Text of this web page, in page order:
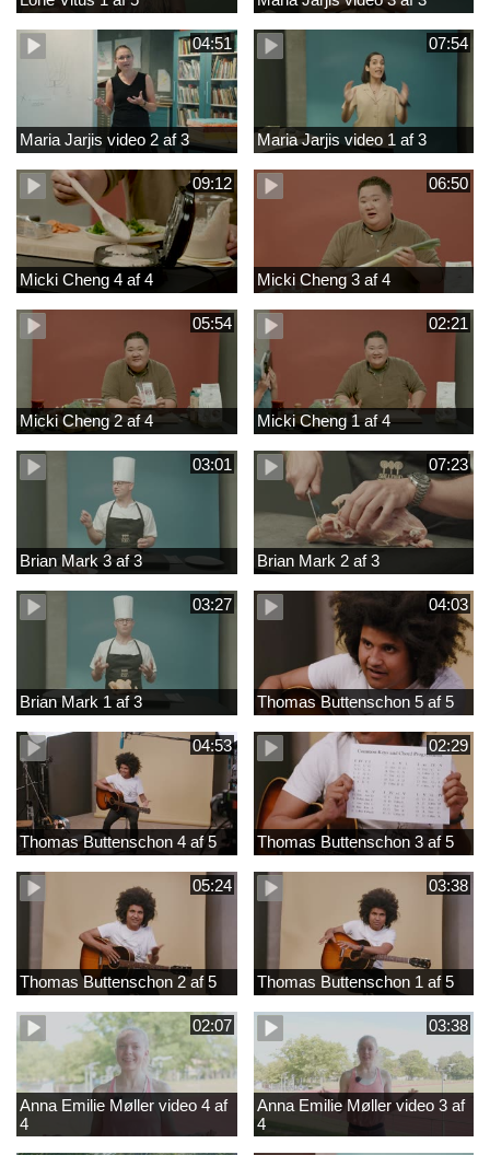
04:51
Maria Jarjis video 2 af 3
07:54
Maria Jarjis video 1 af 3
09:12
Micki Cheng 4 af 4
06:50
Micki Cheng 3 af 4
05:54
Micki Cheng 2 af 4
02:21
Micki Cheng 1 af 4
03:01
Brian Mark 3 af 3
07:23
Brian Mark 2 af 3
03:27
Brian Mark 1 af 3
04:03
Thomas Buttenschon 5 af 5
04:53
Thomas Buttenschon 4 af 5
02:29
Thomas Buttenschon 3 af 5
05:24
Thomas Buttenschon 2 af 5
03:38
Thomas Buttenschon 1 af 5
02:07
Anna Emilie Møller video 4 af
4
03:38
Anna Emilie Møller video 3 af
4